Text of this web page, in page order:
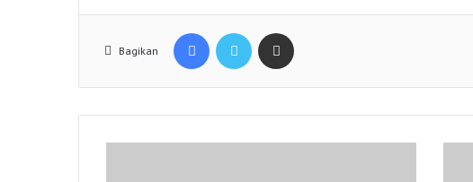
Bagikan
Facebook Twitter